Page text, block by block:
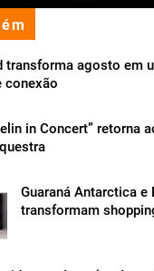
transforma agosto em
conexão
in Concert” retorna
Guaraná Antarctica e
transformam
apoio institucional